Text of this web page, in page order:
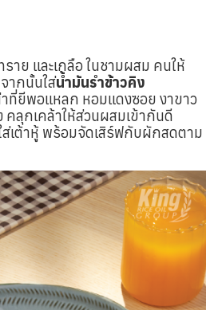
ราย และเกลือ ในชามผสม คนให้
ากนั้นใส่น้ำมันรำข้าวคิง
ที่ยีพอแหลก หอมแดงซอย งาขาว
คลุกเคล้าให้ส่วนผสมเข้ากันดี
เต้าหู้ พร้อมจัดเสิร์ฟกับผักสดตาม